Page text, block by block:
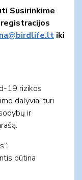
Susirinkime
@birdlife.lt iki
19 rizikos
dalyviai turi
ir
būtina